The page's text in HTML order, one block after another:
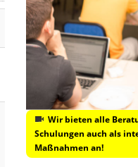
Wir bieten alle
Schulungen auch als
Maßnahmen an!